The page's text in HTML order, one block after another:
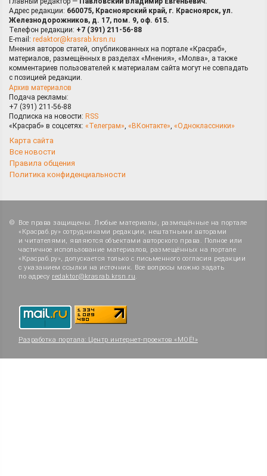
Адрес редакции: 660075, Красноярский край, г. Красноярск, ул.
Железнодорожников, д. 17, пом. 9, оф. 615.
Телефон редакции: +7 (391) 211-56-88
E-mail: redaktor@krasrab.krsn.ru
Мнения авторов статей, опубликованных на портале «Красраб»,
материалов, размещённых в разделах «Мнения», «Молва», а также
комментариев пользователей к материалам сайта могут не совпадать
с позицией редакции.
Архив материалов
Подача рекламы:
+7 (391) 211-56-88
Подписка на новости: RSS
«Красраб» в соцсетях: «Телеграм», «ВКонтакте», «Одноклассники»
Карта сайта
Все новости
Правила общения
Политика конфиденциальности
Все права защищены. Любые материалы, размещённые на портале
«Красраб.ру» сотрудниками редакции, нештатными авторами
и читателями, являются объектами авторского права. Полное или
частичное использование материалов, размещённых на портале
«Красраб.ру», допускается только с письменного согласия редакции
с указанием ссылки на источник. Все вопросы можно задать
по адресу redaktor@krasrab.krsn.ru.
Разработка портала: Центр интернет-проектов «МОЁ!»